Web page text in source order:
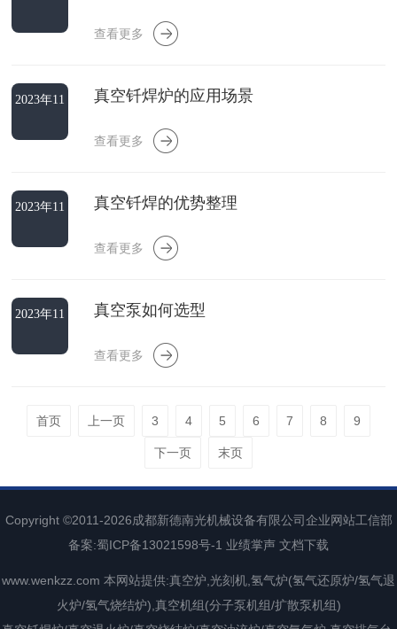
查看更多
2023年11
真空钎焊炉的应用场景
查看更多
2023年11
真空钎焊的优势整理
查看更多
2023年11
真空泵如何选型
查看更多
首页 上一页 3 4 5 6 7 8 9
下一页 末页
Copyright ©2011-2026成都新德南光机械设备有限公司企业网站工信部
备案:蜀ICP备13021598号-1 业绩掌声 文档下载
www.wenkzz.com 本网站提供:真空炉,光刻机,氢气炉(氢气还原炉/氢气退
火炉/氢气烧结炉),真空机组(分子泵机组/扩散泵机组)